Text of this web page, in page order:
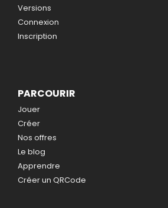
Versions
Connexion
Inscription
PARCOURIR
Jouer
Créer
Nos offres
Le blog
Apprendre
Créer un QRCode